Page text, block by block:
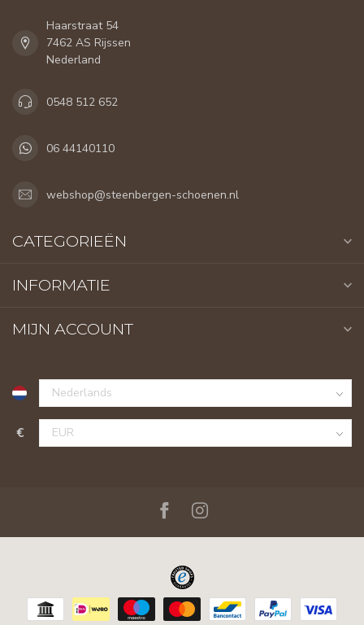
Haarstraat 54
7462 AS Rijssen
Nederland
0548 512 652
06 44140110
webshop@steenbergen-schoenen.nl
CATEGORIEËN
INFORMATIE
MIJN ACCOUNT
€